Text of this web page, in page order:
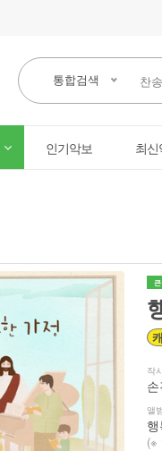
통합검색
인기악보 최
작
앨
(※